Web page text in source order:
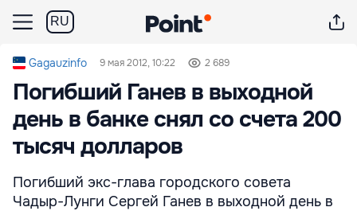
RU
Gagauzinfo 9 мая 2012, 10:22 2 689
Погибший Ганев в выходной
день в банке снял со счета 200
тысяч долларов
Погибший экс-глава городского совета
Чадыр-Лунги Сергей Ганев в выходной день в